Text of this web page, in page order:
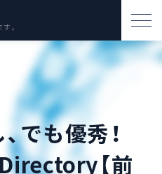
。
ナー支援
ンロード
合わせでも優秀！
【前